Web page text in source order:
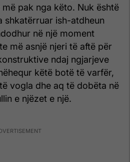
pak nga këto. Nuk është
shkatërruar ish-atdheun
në një moment
më asnjë njeri të aftë për
ndaj ngjarjeve
këtë botë të varfër,
vogla dhe aq të dobëta në
e njëzet e një.